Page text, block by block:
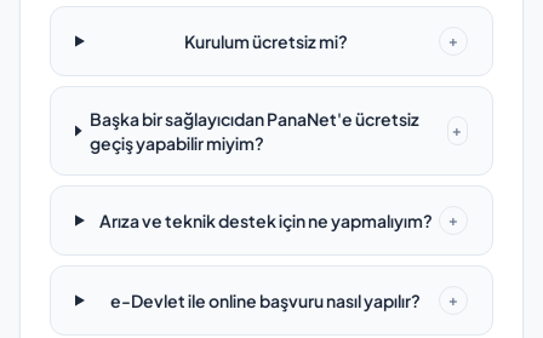
Kurulum ücretsiz mi? +
Başka bir sağlayıcıdan PanaNet'e ücretsiz
geçiş yapabilir miyim?
+
Arıza ve teknik destek için ne yapmalıyım? +
e-Devlet ile online başvuru nasıl yapılır? +